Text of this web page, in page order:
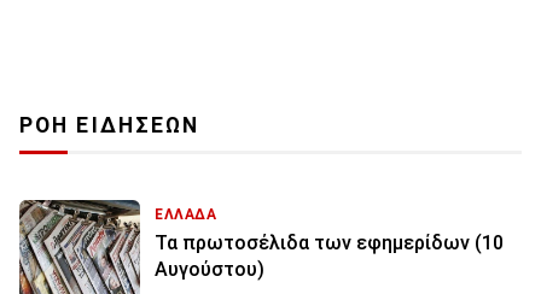
ΡΟΗ ΕΙΔΗΣΕΩΝ
ΕΛΛΑΔΑ
Τα πρωτοσέλιδα των εφημερίδων (10
Αυγούστου)